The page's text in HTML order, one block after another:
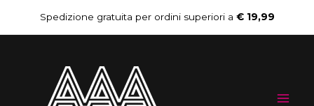
al
contenuto
Spedizione gratuita per ordini superiori a € 19,99
Navigazione
articoli